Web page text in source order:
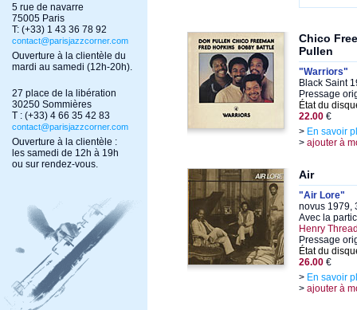
5 rue de navarre
75005 Paris
T: (+33) 1 43 36 78 92
contact@parisjazzcorner.com
Ouverture à la clientèle du
mardi au samedi (12h-20h).
27 place de la libération
30250 Sommières
T : (+33) 4 66 35 42 83
contact@parisjazzcorner.com
Ouverture à la clientèle :
les samedi de 12h à 19h
ou sur rendez-vous.
Chico
Pullen
"Warriors"
Black Saint
Pressage
État du
22.00 €
> En savoir
> ajouter à
Air
"Air Lore"
novus 1979,
Avec la
Henry
Pressage
État du
26.00 €
> En savoir
> ajouter à